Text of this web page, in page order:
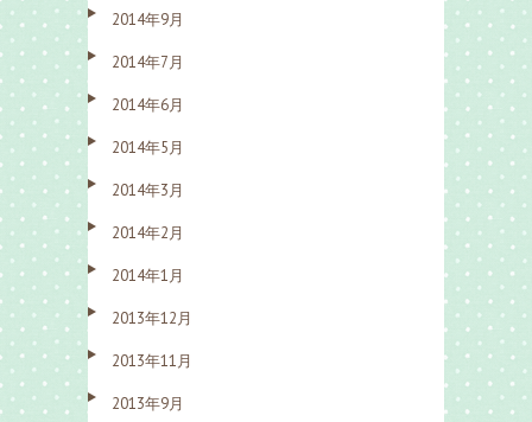
2014年9月
2014年7月
2014年6月
2014年5月
2014年3月
2014年2月
2014年1月
2013年12月
2013年11月
2013年9月